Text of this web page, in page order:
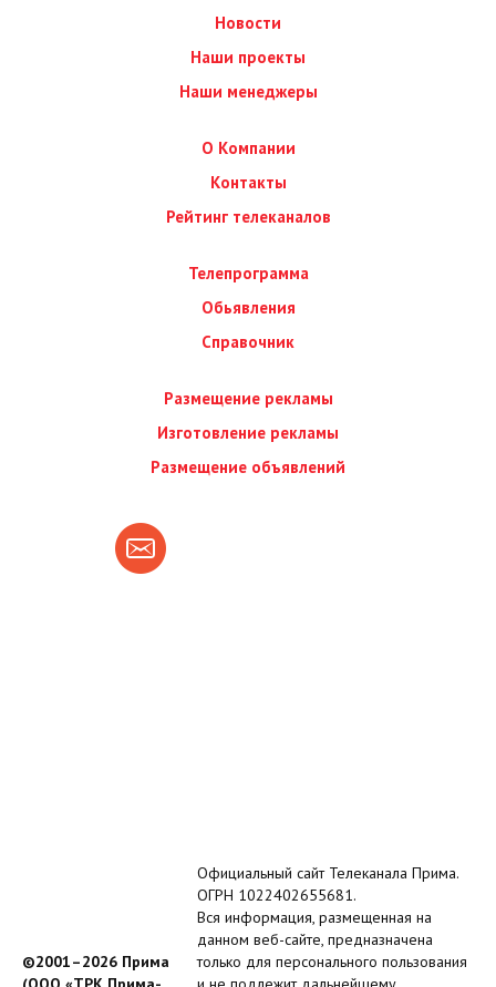
Новости
Наши проекты
Наши менеджеры
О Компании
Контакты
Рейтинг телеканалов
Телепрограмма
Обьявления
Справочник
Размещение рекламы
Изготовление рекламы
Размещение объявлений
©2001–2026 Прима
Официальный сайт Телеканала Прима.
ОГРН 1022402655681.
Вся информация, размещенная на
данном веб-сайте, предназначена
только для персонального пользования